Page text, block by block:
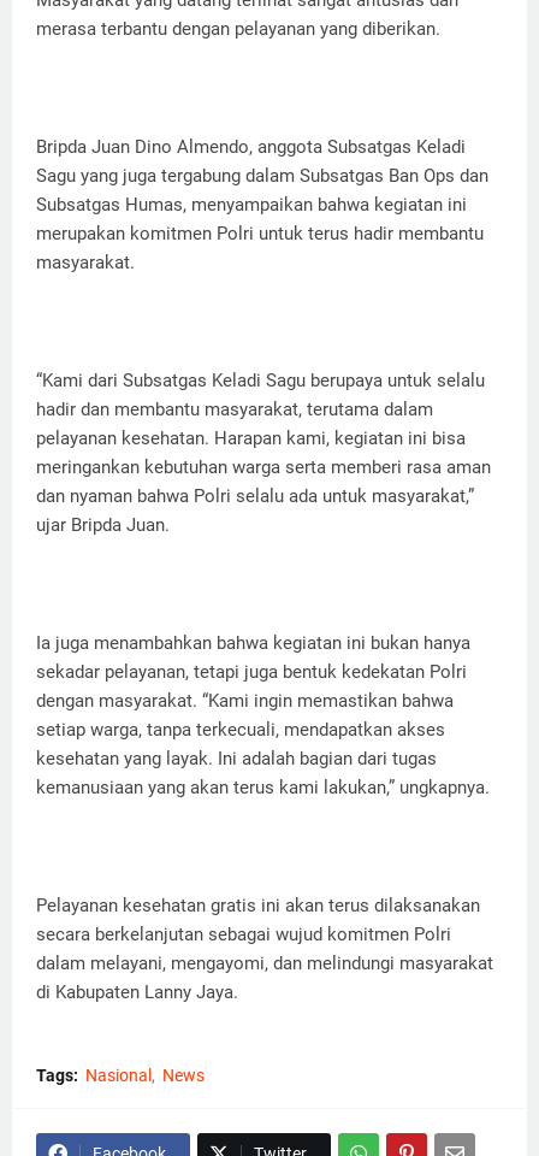
merasa terbantu dengan pelayanan yang diberikan.
Bripda Juan Dino Almendo, anggota Subsatgas Keladi
Sagu yang juga tergabung dalam Subsatgas Ban Ops dan
Subsatgas Humas, menyampaikan bahwa kegiatan ini
merupakan komitmen Polri untuk terus hadir membantu
masyarakat.
“Kami dari Subsatgas Keladi Sagu berupaya untuk selalu
hadir dan membantu masyarakat, terutama dalam
pelayanan kesehatan. Harapan kami, kegiatan ini bisa
meringankan kebutuhan warga serta memberi rasa aman
dan nyaman bahwa Polri selalu ada untuk masyarakat,”
ujar Bripda Juan.
Ia juga menambahkan bahwa kegiatan ini bukan hanya
sekadar pelayanan, tetapi juga bentuk kedekatan Polri
dengan masyarakat. “Kami ingin memastikan bahwa
setiap warga, tanpa terkecuali, mendapatkan akses
kesehatan yang layak. Ini adalah bagian dari tugas
kemanusiaan yang akan terus kami lakukan,” ungkapnya.
Pelayanan kesehatan gratis ini akan terus dilaksanakan
secara berkelanjutan sebagai wujud komitmen Polri
dalam melayani, mengayomi, dan melindungi masyarakat
di Kabupaten Lanny Jaya.
Tags: Nasional News